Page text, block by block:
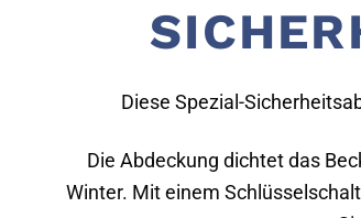
Diese Spezial-
Die Abdeckung dichtet das
Winter. Mit einem